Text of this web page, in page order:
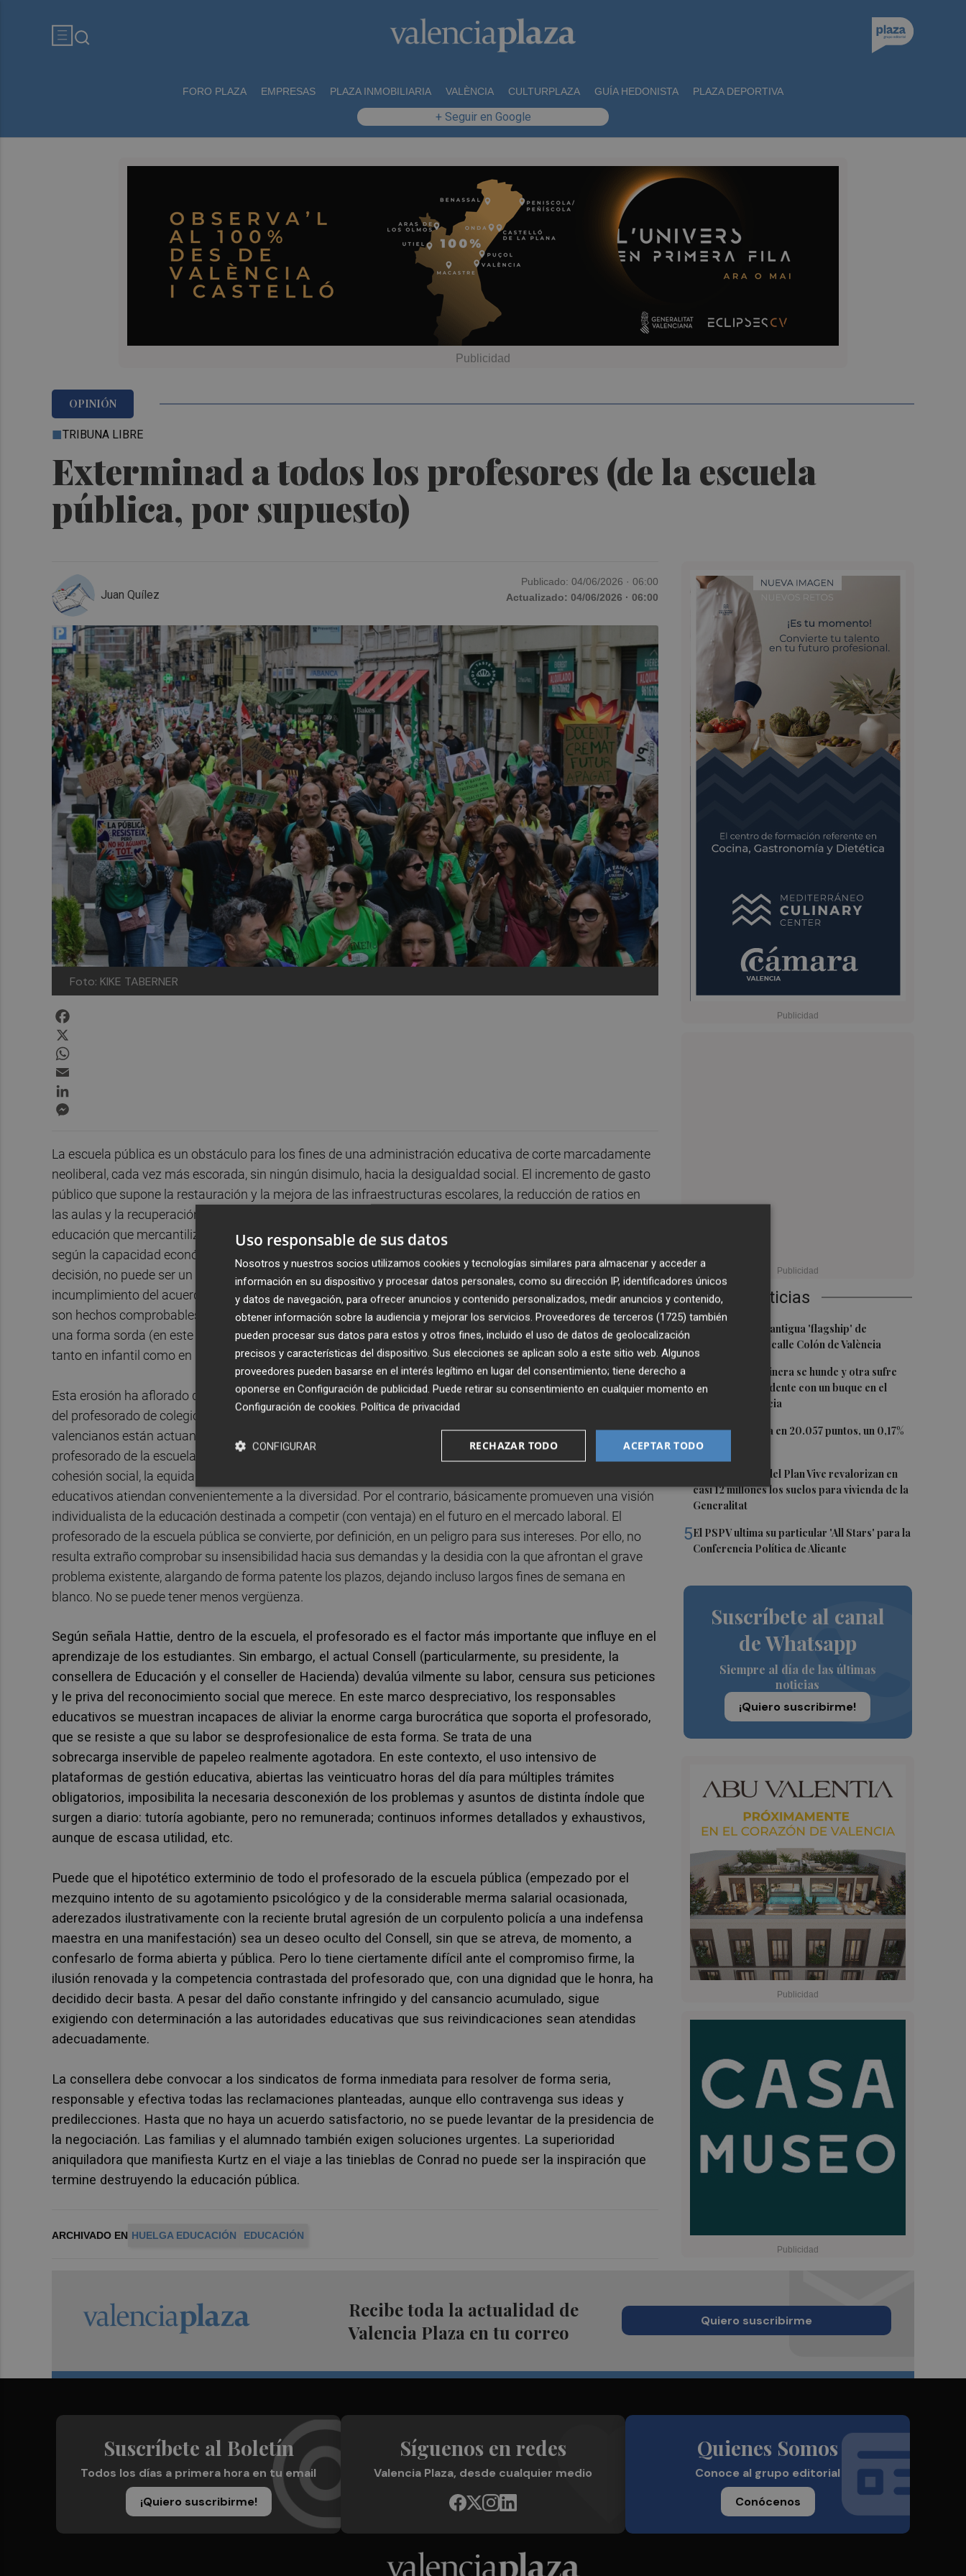
FORO PLAZA EMPRESAS PLAZA INMOBILIARIA VALÈNCIA CULTURPLAZA GUÍA HEDONISTA PLAZA DEPORTIVA
+ Seguir en Google
Exterminad a todos los profesores (de la escuela
pública, por supuesto)
OPINIÓN
TRIBUNA LIBRE
Juan Quílez
Publicado: 04/06/2026 · 06:00
Actualizado: 04/06/2026 · 06:00
Foto: KIKE TABERNER
Últimas Noticias
1
Oysho ocupa la antigua 'flagship' de
Nespresso en la calle Colón de València
2
Una batea clochinera se hunde y otra sufre
daños en un incidente con un buque en el
puerto de Valencia
3El Ibex 35 cierra en 20.057 puntos, un 0,17%
más
Los concursos del Plan Vive revalorizan en
casi 12 millones los suelos para vivienda de la
Generalitat
5El PSPV ultima su particular 'All Stars' para la
Conferencia Política de Alicante
Suscríbete al canal
de Whatsapp
Siempre al día de las últimas
noticias
¡Quiero suscribirme!
La escuela pública es un obstáculo para los fines de una administración educativa de corte marcadamente
neoliberal, cada vez más escorada, sin ningún disimulo, hacia la desigualdad social. El incremento de gasto
público que supone la restauración y la mejora de las infraestructuras escolares, la reducción de ratios en
las aulas y la recuperación salarial del profesorado chocan frontalmente con el fomento de una visión de la
educación que mercantiliza el aprendizaje mediante la promoción de centros que segregan al alumnado
según la capacidad económica de sus familias. Se asume que el conocimiento y, por tanto, el poder de
decisión, no puede ser un derecho universal de la ciudadanía sino el privilegio ontológico de unos pocos. El
incumplimiento del acuerdo de plantillas docentes y las largas demoras en las sustituciones del profesorado
son hechos comprobables recientes que sirven de ejemplos paradigmáticos de cómo se está socavando de
una forma sorda (en este caso, sin mucha repercusión mediática) el sistema educativo público valenciano
tanto en infantil como en primaria y secundaria.
Esta erosión ha aflorado de forma súbita con toda su intensidad y extensión en la actual huelga indefinida
del profesorado de colegios e institutos públicos. Ante este conflicto, los actuales gestores educativos
valencianos están actuando de forma coherente con sus principios ideológicos. El desaire hacia el
profesorado de la escuela pública se fundamenta en metas disociadas de la solidaridad colectiva, la
cohesión social, la equidad formativa y el desarrollo humano, impidiendo con ello que sus centros
educativos atiendan convenientemente a la diversidad. Por el contrario, básicamente promueven una visión
individualista de la educación destinada a competir (con ventaja) en el futuro en el mercado laboral. El
profesorado de la escuela pública se convierte, por definición, en un peligro para sus intereses. Por ello, no
resulta extraño comprobar su insensibilidad hacia sus demandas y la desidia con la que afrontan el grave
problema existente, alargando de forma patente los plazos, dejando incluso largos fines de semana en
blanco. No se puede tener menos vergüenza.
Según señala Hattie, dentro de la escuela, el profesorado es el factor más importante que influye en el
aprendizaje de los estudiantes. Sin embargo, el actual Consell (particularmente, su presidente, la
consellera de Educación y el conseller de Hacienda) devalúa vilmente su labor, censura sus peticiones
y le priva del reconocimiento social que merece. En este marco despreciativo, los responsables
educativos se muestran incapaces de aliviar la enorme carga burocrática que soporta el profesorado,
que se resiste a que su labor se desprofesionalice de esta forma. Se trata de una
sobrecarga inservible de papeleo realmente agotadora. En este contexto, el uso intensivo de
plataformas de gestión educativa, abiertas las veinticuatro horas del día para múltiples trámites
obligatorios, imposibilita la necesaria desconexión de los problemas y asuntos de distinta índole que
surgen a diario: tutoría agobiante, pero no remunerada; continuos informes detallados y exhaustivos,
aunque de escasa utilidad, etc.
Puede que el hipotético exterminio de todo el profesorado de la escuela pública (empezado por el
mezquino intento de su agotamiento psicológico y de la considerable merma salarial ocasionada,
aderezados ilustrativamente con la reciente brutal agresión de un corpulento policía a una indefensa
maestra en una manifestación) sea un deseo oculto del Consell, sin que se atreva, de momento, a
confesarlo de forma abierta y pública. Pero lo tiene ciertamente difícil ante el compromiso firme, la
ilusión renovada y la competencia contrastada del profesorado que, con una dignidad que le honra, ha
decidido decir basta. A pesar del daño constante infringido y del cansancio acumulado, sigue
exigiendo con determinación a las autoridades educativas que sus reivindicaciones sean atendidas
adecuadamente.
La consellera debe convocar a los sindicatos de forma inmediata para resolver de forma seria,
responsable y efectiva todas las reclamaciones planteadas, aunque ello contravenga sus ideas y
predilecciones. Hasta que no haya un acuerdo satisfactorio, no se puede levantar de la presidencia de
la negociación. Las familias y el alumnado también exigen soluciones urgentes. La superioridad
aniquiladora que manifiesta Kurtz en el viaje a las tinieblas de Conrad no puede ser la inspiración que
termine destruyendo la educación pública.
ARCHIVADO EN HUELGA EDUCACIÓN EDUCACIÓN
Recibe toda la actualidad de
Valencia Plaza en tu correo
Quiero suscribirme
Suscríbete al Boletín
Todos los días a primera hora en tu email
¡Quiero suscribirme!
Síguenos en redes
Valencia Plaza, desde cualquier medio
Quienes Somos
Conoce al grupo editorial
Conócenos
Uso responsable de sus datos
Nosotros y nuestros socios utilizamos cookies y tecnologías similares para almacenar y acceder a
información en su dispositivo y procesar datos personales, como su dirección IP, identificadores únicos
y datos de navegación, para ofrecer anuncios y contenido personalizados, medir anuncios y contenido,
obtener información sobre la audiencia y mejorar los servicios. Proveedores de terceros (1725) también
pueden procesar sus datos para estos y otros fines, incluido el uso de datos de geolocalización
precisos y características del dispositivo. Sus elecciones se aplican solo a este sitio web. Algunos
proveedores pueden basarse en el interés legítimo en lugar del consentimiento; tiene derecho a
oponerse en Configuración de publicidad. Puede retirar su consentimiento en cualquier momento en
Configuración de cookies. Política de privacidad
ACEPTAR TODO
RECHAZAR TODO
CONFIGURAR